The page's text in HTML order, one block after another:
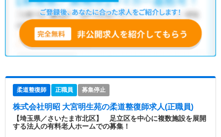
柔道整復師 正職員 募集停止
株式会社明昭 大宮明生苑の柔道整復師求人(正職員)
【埼玉県／さいたま市北区】 足立区を中心に複数施設を展開
する法人の有料老人ホームでの募集！